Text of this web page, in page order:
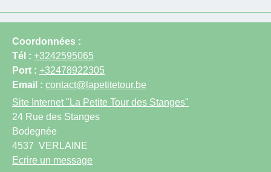
Coordonnées :
Tél : +3242595065
Port : +32478922305
Email : contact@lapetitetour.be
Site Internet "La Petite Tour des Stanges"
24 Rue des Stanges
Bodegnée
4537 VERLAINE
Ecrire un message